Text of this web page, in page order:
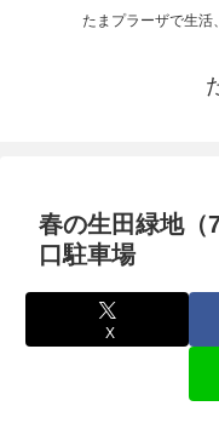
たまプラーザで生活
春の生田緑地
口駐車場
X